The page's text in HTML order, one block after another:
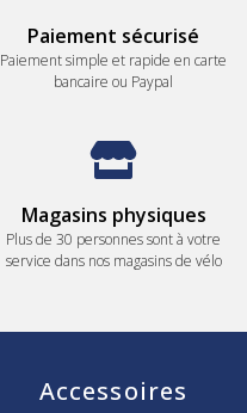
Paiement sécurisé
Paiement simple et rapide en carte
bancaire ou Paypal
Magasins physiques
Plus de 30 personnes sont à votre
service dans nos magasins de vélo
Accessoires